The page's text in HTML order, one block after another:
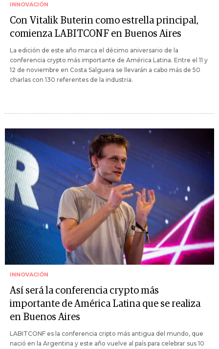
INNOVACIÓN
Con Vitalik Buterin como estrella principal,
comienza LABITCONF en Buenos Aires
La edición de este año marca el décimo aniversario de la
conferencia crypto más importante de América Latina. Entre el 11 y
12 de noviembre en Costa Salguera se llevarán a cabo más de 50
charlas con 130 referentes de la industria.
INNOVACIÓN
Así será la conferencia crypto más
importante de América Latina que se realiza
en Buenos Aires
LABITCONF es la conferencia cripto más antigua del mundo, que
nació en la Argentina y este año vuelve al país para celebrar sus 10